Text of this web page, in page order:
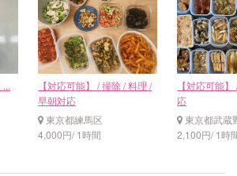
【対応可能】 / 掃除 / 料理 /
早朝対応
東京都練馬区
4,000円/ 1時間
【対応可能
応
東京都武蔵
2,100円/ 1時